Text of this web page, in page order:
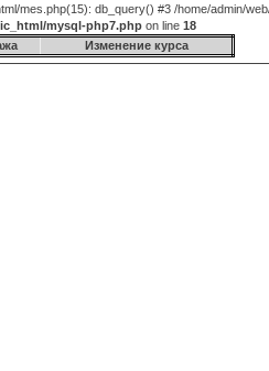
mes.php(15): db_query() #3 /home/admin/
mysql-php7.php on line 18
Изменение курса